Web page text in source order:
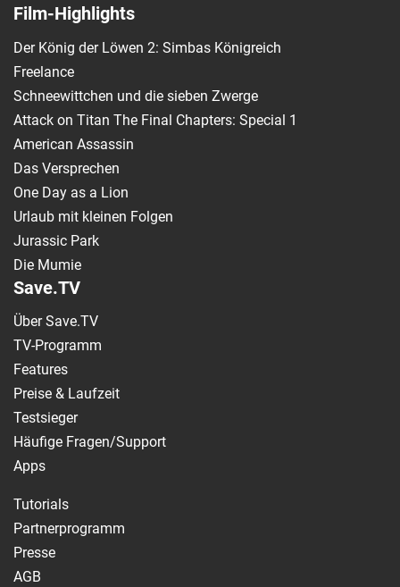
Film-Highlights
Der König der Löwen 2: Simbas Königreich
Freelance
Schneewittchen und die sieben Zwerge
Attack on Titan The Final Chapters: Special 1
American Assassin
Das Versprechen
One Day as a Lion
Urlaub mit kleinen Folgen
Jurassic Park
Die Mumie
Save.TV
Über Save.TV
TV-Programm
Features
Preise & Laufzeit
Testsieger
Häufige Fragen/Support
Apps
Tutorials
Partnerprogramm
Presse
AGB